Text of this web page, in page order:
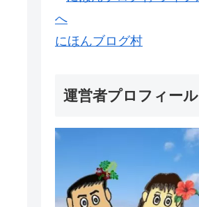
にほんブログ村
運営者プロフィール